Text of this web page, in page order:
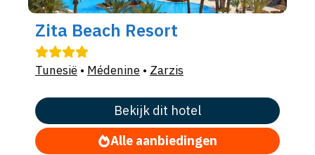
Zita Beach Resort
Tunesië • Médenine • Zarzis
Bekijk dit hotel
Alle aanbiedingen